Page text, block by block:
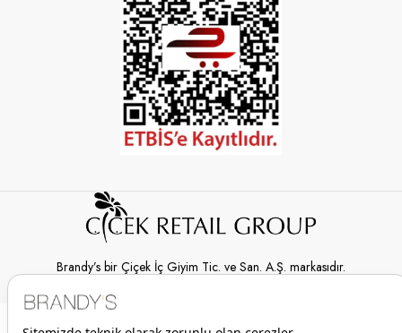
Brandy’s bir Çiçek İç Giyim Tic. ve San. A.Ş. markasıdır.
© 2026 Brandy’s | Her hakkı saklıdır.